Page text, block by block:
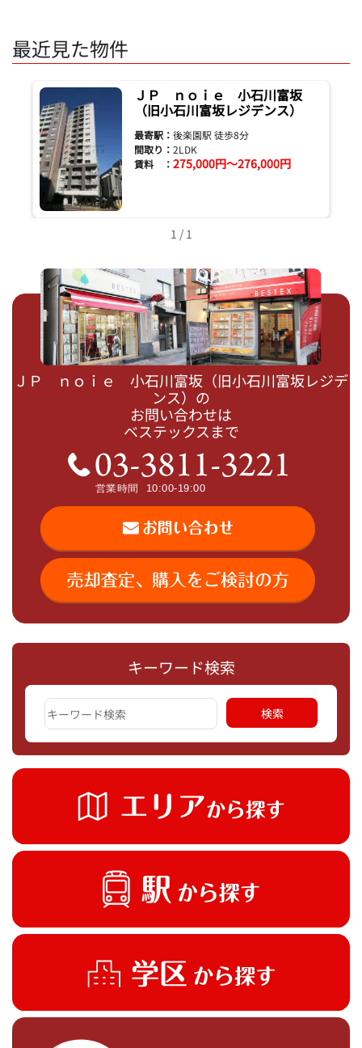
キーワード検索
最近見た物件
ＪＰ ｎｏｉｅ 小石川富坂
（旧小石川富坂レジデンス）
最寄駅： 後楽園駅 徒歩8分
間取り： 2LDK
賃料 ： 275,000円～276,000円
1 / 1
ＪＰ ｎｏｉｅ 小石川富坂（旧小石川富坂レジデ
ンス）の
お問い合わせは
ベステックスまで